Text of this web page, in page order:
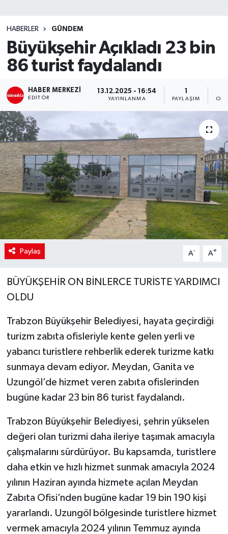
HABERLER GÜNDEM
Büyükşehir Açıkladı 23 bin
86 turist faydalandı
HABER MERKEZI
EDITÖR
13.12.2025 - 16:54
YAYINLANMA PAYLAŞIM
Paylaş A- A+
BÜYÜKŞEHİR ON BİNLERCE TURİSTE YARDIMCI
OLDU
Trabzon Büyükşehir Belediyesi, hayata geçirdiği
turizm zabıta ofisleriyle kente gelen yerli ve
yabancı turistlere rehberlik ederek turizme katkı
sunmaya devam ediyor. Meydan, Ganita ve
Uzungöl’de hizmet veren zabıta ofislerinden
bugüne kadar 23 bin 86 turist faydalandı.
Trabzon Büyükşehir Belediyesi, şehrin yükselen
değeri olan turizmi daha ileriye taşımak amacıyla
çalışmalarını sürdürüyor. Bu kapsamda, turistlere
daha etkin ve hızlı hizmet sunmak amacıyla 2024
yılının Haziran ayında hizmete açılan Meydan
Zabıta Ofisi’nden bugüne kadar 19 bin 190 kişi
yararlandı. Uzungöl bölgesinde turistlere hizmet
vermek amacıyla 2024 yılının Temmuz ayında
Teknoloji
TRABZON
TRABZONSPOR
Yaşam